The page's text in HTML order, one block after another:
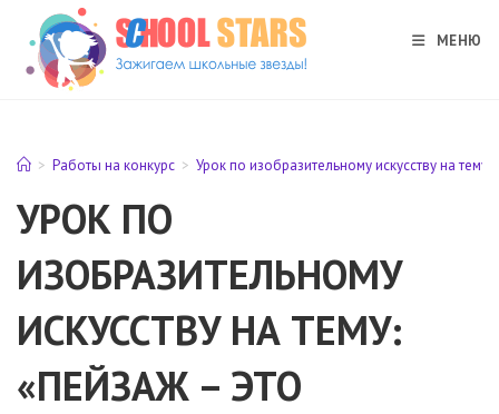
Перейти
содержимому
МЕНЮ
> Работы на конкурс > Урок по изобразительному искусству на
УРОК ПО
ИЗОБРАЗИТЕЛЬНОМУ
ИСКУССТВУ НА ТЕМУ:
«ПЕЙЗАЖ – ЭТО